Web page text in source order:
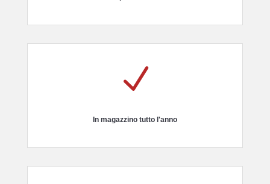
N
In magazzino tutto l'anno